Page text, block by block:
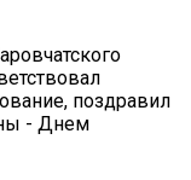
поздравил
- Днем